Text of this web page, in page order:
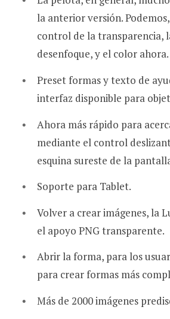
la anterior versión.
control de la transparencia,
desenfoque, y el color ahora.
Preset formas y texto de
interfaz disponible para
Ahora más rápido para
mediante el control
esquina sureste de la
Soporte para Tablet.
Volver a crear imágenes, la
el apoyo PNG transparente.
Abrir la forma, para los
para crear formas más
Más de 2000 imágenes